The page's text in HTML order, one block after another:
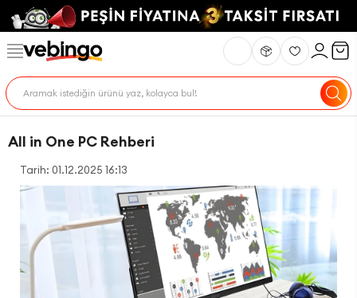
All in One PC Rehberi
Tarih: 01.12.2025 16:13